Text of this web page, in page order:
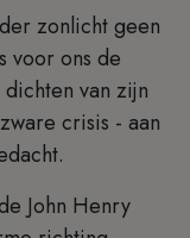
zonlicht geen
voor ons de
van zijn
crisis - aan
John Henry